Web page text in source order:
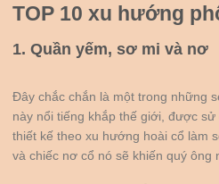
TOP 10 xu hướng
1. Quần yếm, sơ mi và nơ
Đây chắc chắn là một trong những
này nổi tiếng khắp thế giới, được
thiết kế theo xu hướng hoài cổ làm
và chiếc nơ cổ nó sẽ khiến quý ông